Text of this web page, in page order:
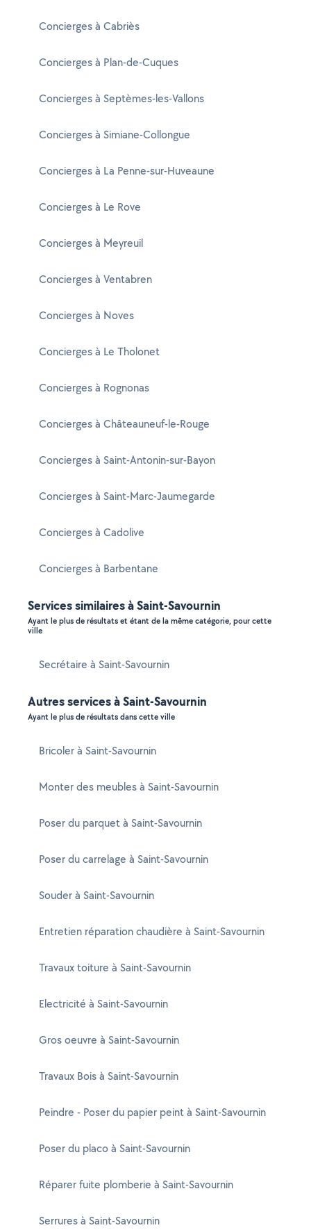
Concierges à Cabriès
Concierges à Plan-de-Cuques
Concierges à Septèmes-les-Vallons
Concierges à Simiane-Collongue
Concierges à La Penne-sur-Huveaune
Concierges à Le Rove
Concierges à Meyreuil
Concierges à Ventabren
Concierges à Noves
Concierges à Le Tholonet
Concierges à Rognonas
Concierges à Châteauneuf-le-Rouge
Concierges à Saint-Antonin-sur-Bayon
Concierges à Saint-Marc-Jaumegarde
Concierges à Cadolive
Concierges à Barbentane
Services similaires à Saint-Savournin
Ayant le plus de résultats et étant de la même catégorie, pour cette
ville
Secrétaire à Saint-Savournin
Autres services à Saint-Savournin
Ayant le plus de résultats dans cette ville
Bricoler à Saint-Savournin
Monter des meubles à Saint-Savournin
Poser du parquet à Saint-Savournin
Poser du carrelage à Saint-Savournin
Souder à Saint-Savournin
Entretien réparation chaudière à Saint-Savournin
Travaux toiture à Saint-Savournin
Electricité à Saint-Savournin
Gros oeuvre à Saint-Savournin
Travaux Bois à Saint-Savournin
Peindre - Poser du papier peint à Saint-Savournin
Poser du placo à Saint-Savournin
Réparer fuite plomberie à Saint-Savournin
Serrures à Saint-Savournin